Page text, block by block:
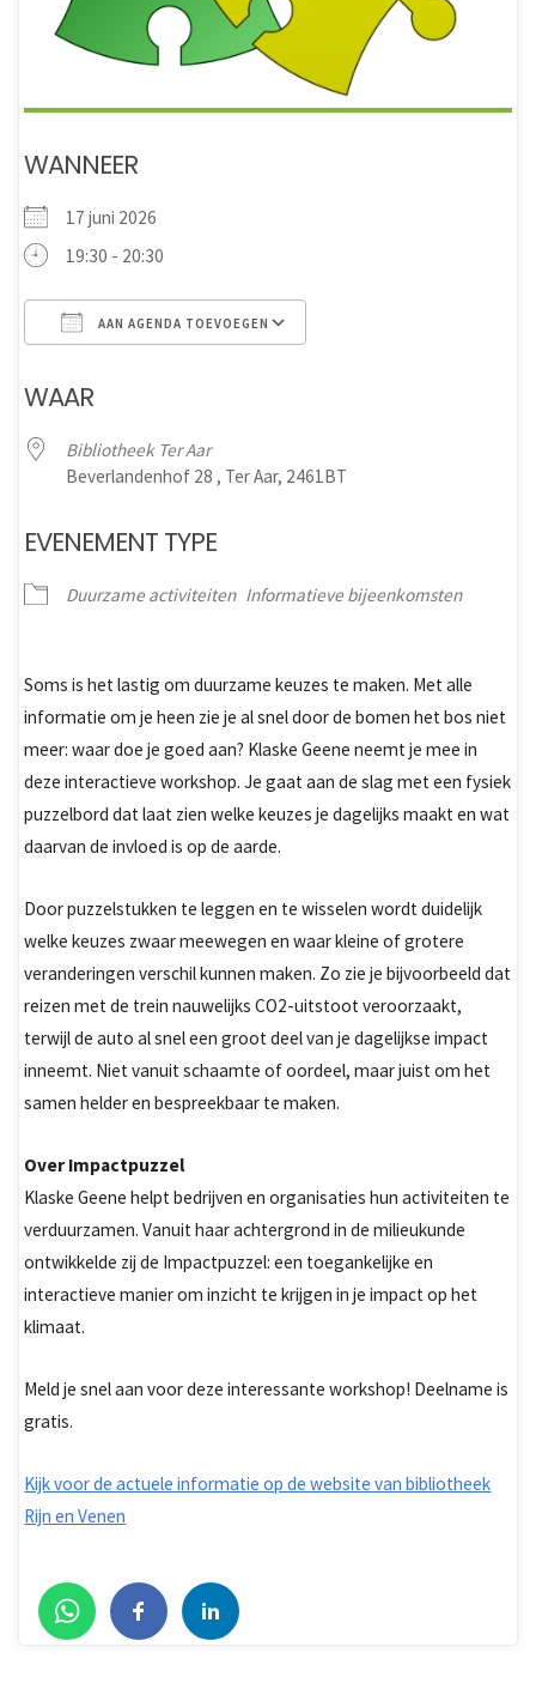
WANNEER
17 juni 2026
19:30 - 20:30
AAN AGENDA TOEVOEGEN
WAAR
Bibliotheek Ter Aar
Beverlandenhof 28 , Ter Aar, 2461BT
EVENEMENT TYPE
Duurzame activiteiten Informatieve bijeenkomsten
Soms is het lastig om duurzame keuzes te maken. Met alle
informatie om je heen zie je al snel door de bomen het bos niet
meer: waar doe je goed aan? Klaske Geene neemt je mee in
deze interactieve workshop. Je gaat aan de slag met een fysiek
puzzelbord dat laat zien welke keuzes je dagelijks maakt en wat
daarvan de invloed is op de aarde.
Door puzzelstukken te leggen en te wisselen wordt duidelijk
welke keuzes zwaar meewegen en waar kleine of grotere
veranderingen verschil kunnen maken. Zo zie je bijvoorbeeld dat
reizen met de trein nauwelijks CO2-uitstoot veroorzaakt,
terwijl de auto al snel een groot deel van je dagelijkse impact
inneemt. Niet vanuit schaamte of oordeel, maar juist om het
samen helder en bespreekbaar te maken.
Over Impactpuzzel
Klaske Geene helpt bedrijven en organisaties hun activiteiten te
verduurzamen. Vanuit haar achtergrond in de milieukunde
ontwikkelde zij de Impactpuzzel: een toegankelijke en
interactieve manier om inzicht te krijgen in je impact op het
klimaat.
Meld je snel aan voor deze interessante workshop! Deelname is
gratis.
Kijk voor de actuele informatie op de website van bibliotheek
Rijn en Venen